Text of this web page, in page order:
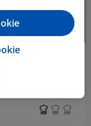
vločkami